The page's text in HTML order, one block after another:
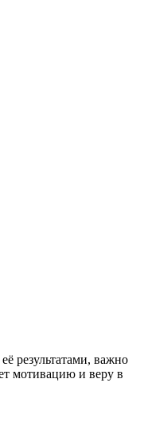
результатами, важно
мотивацию и веру в